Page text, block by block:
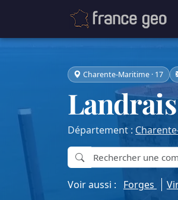
Charente-Maritime · 17
Département :
Voir aussi : Forges